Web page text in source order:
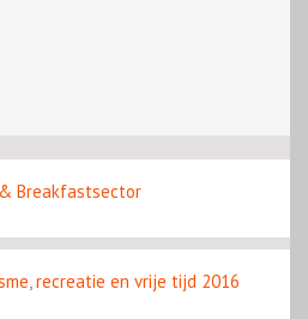
Breakfastsector
recreatie en vrije tijd 2016